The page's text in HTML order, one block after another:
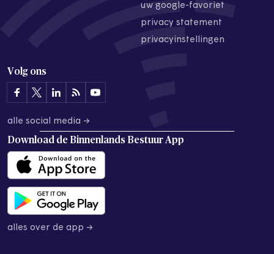
uw google-favoriet
privacy statement
privacyinstellingen
Volg ons
alle social media →
Download de Binnenlands Bestuur App
alles over de app →